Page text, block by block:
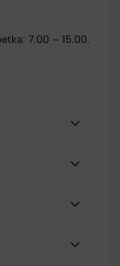
7.00 – 15.00.